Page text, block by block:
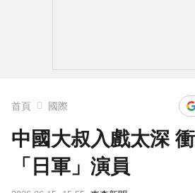
首頁 國際
中國大叔入戲太深
「日軍」演員